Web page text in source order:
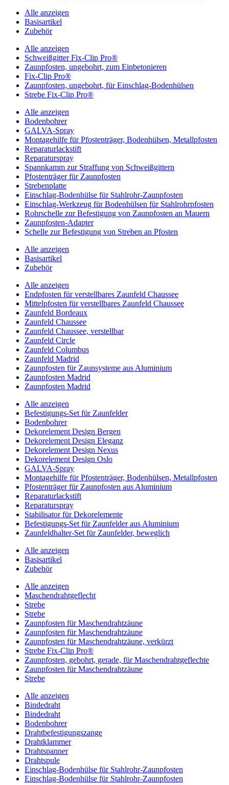
Alle anzeigen
Basisartikel
Zubehör
Alle anzeigen
Schweißgitter Fix-Clip Pro®
Zaunpfosten, ungebohrt, zum Einbetonieren
Fix-Clip Pro®
Zaunpfosten, ungebohrt, für Einschlag-Bodenhülsen
Strebe Fix-Clip Pro®
Alle anzeigen
Bodenbohrer
GALVA-Spray
Montagehilfe für Pfostenträger, Bodenhülsen, Metallpfosten
Reparaturlackstift
Reparaturspray
Spannkamm zur Straffung von Schweißgittern
Pfostenträger für Zaunpfosten
Strebenplatte
Einschlag-Bodenhülse für Stahlrohr-Zaunpfosten
Einschlag-Werkzeug für Bodenhülsen für Stahlrohrpfosten
Rohrschelle zur Befestigung von Zaunpfosten an Mauern
Zaunpfosten-Adapter
Schelle zur Befestigung von Streben an Pfosten
Alle anzeigen
Basisartikel
Zubehör
Alle anzeigen
Endpfosten für verstellbares Zaunfeld Chaussee
Mittelpfosten für verstellbares Zaunfeld Chaussee
Zaunfeld Bordeaux
Zaunfeld Chaussee
Zaunfeld Chaussee, verstellbar
Zaunfeld Circle
Zaunfeld Columbus
Zaunfeld Madrid
Zaunpfosten für Zaunsysteme aus Aluminium
Zaunpfosten Madrid
Zaunpfosten Madrid
Alle anzeigen
Befestigungs-Set für Zaunfelder
Bodenbohrer
Dekorelement Design Bergen
Dekorelement Design Eleganz
Dekorelement Design Nexus
Dekorelement Design Oslo
GALVA-Spray
Montagehilfe für Pfostenträger, Bodenhülsen, Metallpfosten
Pfostenträger für Zaunpfosten aus Aluminium
Reparaturlackstift
Reparaturspray
Stabilisator für Dekorelemente
Befestigungs-Set für Zaunfelder aus Aluminium
Zaunfeldhalter-Set für Zaunfelder, beweglich
Alle anzeigen
Basisartikel
Zubehör
Alle anzeigen
Maschendrahtgeflecht
Strebe
Strebe
Zaunpfosten für Maschendrahtzäune
Zaunpfosten für Maschendrahtzäune
Zaunpfosten für Maschendrahtzäune, verkürzt
Strebe Fix-Clip Pro®
Zaunpfosten, gebohrt, gerade, für Maschendrahtgeflechte
Zaunpfosten für Maschendrahtzäune
Strebe
Alle anzeigen
Bindedraht
Bindedraht
Bodenbohrer
Drahtbefestigungszange
Drahtklammer
Drahtspanner
Drahtspule
Einschlag-Bodenhülse für Stahlrohr-Zaunpfosten
Einschlag-Bodenhülse für Stahlrohr-Zaunpfosten